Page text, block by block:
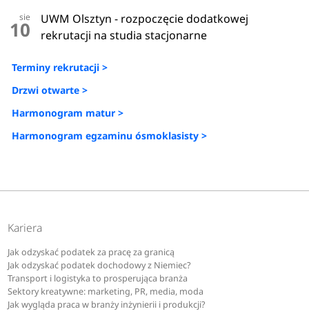
sie
10
UWM Olsztyn - rozpoczęcie dodatkowej
rekrutacji na studia stacjonarne
Terminy rekrutacji >
Drzwi otwarte >
Harmonogram matur >
Harmonogram egzaminu ósmoklasisty >
Kariera
Jak odzyskać podatek za pracę za granicą
Jak odzyskać podatek dochodowy z Niemiec?
Transport i logistyka to prosperująca branża
Sektory kreatywne: marketing, PR, media, moda
Jak wygląda praca w branży inżynierii i produkcji?